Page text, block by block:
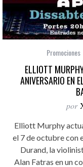
Promociones
ELLIOTT
ANIVERSARIO EN
por
Elliott Murphy
el 7 de octubre
Durand, la
Alan Fatras en un